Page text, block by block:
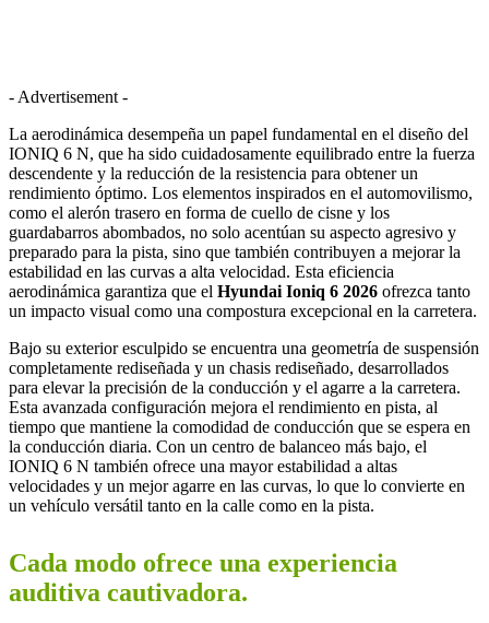
- Advertisement -
La aerodinámica desempeña un papel fundamental en el diseño del
IONIQ 6 N, que ha sido cuidadosamente equilibrado entre la fuerza
descendente y la reducción de la resistencia para obtener un
rendimiento óptimo. Los elementos inspirados en el automovilismo,
como el alerón trasero en forma de cuello de cisne y los
guardabarros abombados, no solo acentúan su aspecto agresivo y
preparado para la pista, sino que también contribuyen a mejorar la
estabilidad en las curvas a alta velocidad. Esta eficiencia
aerodinámica garantiza que el Hyundai Ioniq 6 2026 ofrezca tanto
un impacto visual como una compostura excepcional en la carretera.
Bajo su exterior esculpido se encuentra una geometría de suspensión
completamente rediseñada y un chasis rediseñado, desarrollados
para elevar la precisión de la conducción y el agarre a la carretera.
Esta avanzada configuración mejora el rendimiento en pista, al
tiempo que mantiene la comodidad de conducción que se espera en
la conducción diaria. Con un centro de balanceo más bajo, el
IONIQ 6 N también ofrece una mayor estabilidad a altas
velocidades y un mejor agarre en las curvas, lo que lo convierte en
un vehículo versátil tanto en la calle como en la pista.
Cada modo ofrece una experiencia
auditiva cautivadora.